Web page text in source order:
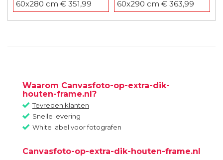
60x280 cm € 351,99 60x290 cm € 363,99
65x100 cm € 145,99 65x110 cm € 158,99
70x80 cm € 127,99 70x90 cm € 141,99
70x100 cm € 156,00
70x140 cm € 212,00 70x150 cm € 226,00
70x160 cm € 240,00 70x170 cm € 254,00
Waarom Canvasfoto-op-extra-dik-
houten-frame.nl?
Tevreden klanten
Snelle levering
White label voor fotografen
Canvasfoto-op-extra-dik-houten-frame.nl